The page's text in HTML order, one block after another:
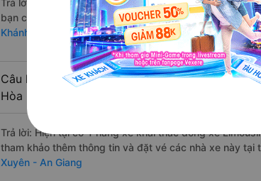
Trả lời: Hiện tại có 1 hãng xe khai thác dòng xe
bạn có thể tham khảo thêm thông tin và đặt vé các
Khánh Hòa đi Long Xuyên - An Giang
Câu hỏi: Các hãng xe nào khai thác dòng xe
Hòa - Khánh Hòa?
Trả lời: Hiện tại có 1 hãng xe khai thác dòng xe
tham khảo thêm thông tin và đặt vé các nhà xe này tại
Xuyên - An Giang